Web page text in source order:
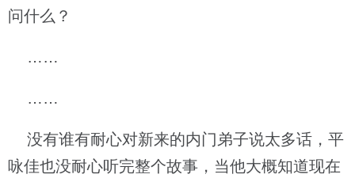
问什么？
……
……
没有谁有耐心对新来的内门弟子说太多话，平
咏佳也没耐心听完整个故事，当他大概知道现在